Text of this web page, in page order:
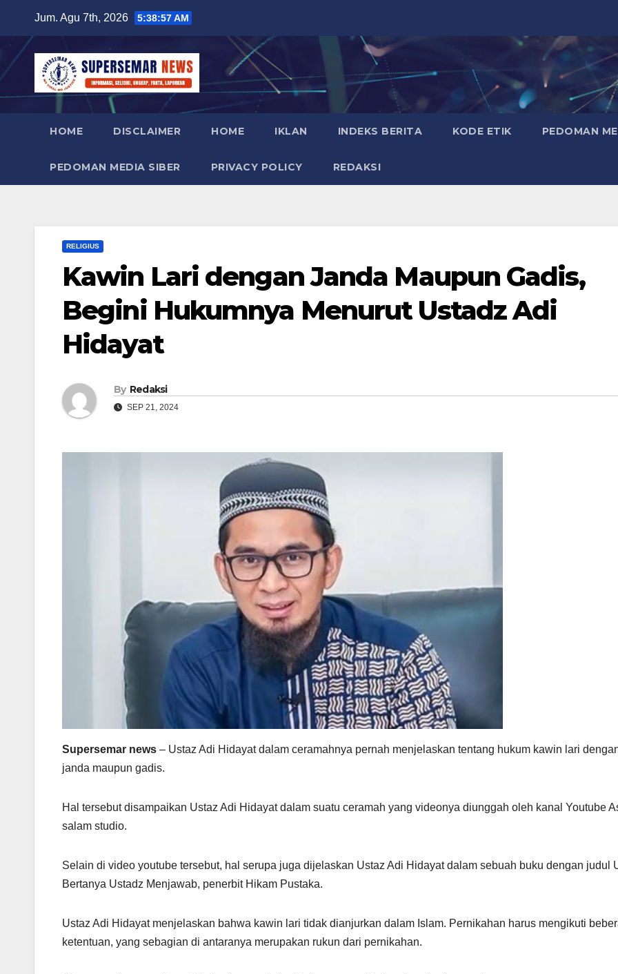
content
Jum. Agu 7th, 2026 5:38:58 AM
HOME DISCLAIMER HOME IKLAN INDEKS BERITA KODE ETIK PEDOMAN
PEDOMAN MEDIA SIBER PRIVACY POLICY REDAKSI
RELIGIUS
Kawin Lari dengan Janda Maupun Gadis,
Begini Hukumnya Menurut Ustadz Adi
Hidayat
By Redaksi
SEP 21, 2024
Supersemar news – Ustaz Adi Hidayat dalam ceramahnya pernah menjelaskan tentang hukum kawin lari
janda maupun gadis.
Hal tersebut disampaikan Ustaz Adi Hidayat dalam suatu ceramah yang videonya diunggah oleh kanal Youtube
salam studio.
Selain di video youtube tersebut, hal serupa juga dijelaskan Ustaz Adi Hidayat dalam sebuah buku dengan judul
Bertanya Ustadz Menjawab, penerbit Hikam Pustaka.
Ustaz Adi Hidayat menjelaskan bahwa kawin lari tidak dianjurkan dalam Islam. Pernikahan harus mengikuti
ketentuan, yang sebagian di antaranya merupakan rukun dari pernikahan.